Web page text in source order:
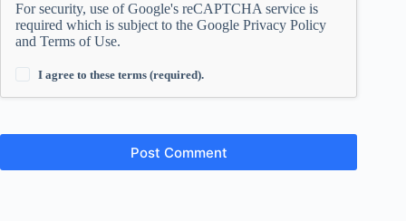
For security, use of Google's reCAPTCHA service is
required which is subject to the Google Privacy Policy
and Terms of Use.
I agree to these terms (required).
Post Comment